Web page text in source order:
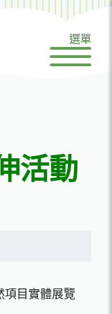
選單
活動
項目實體展覽